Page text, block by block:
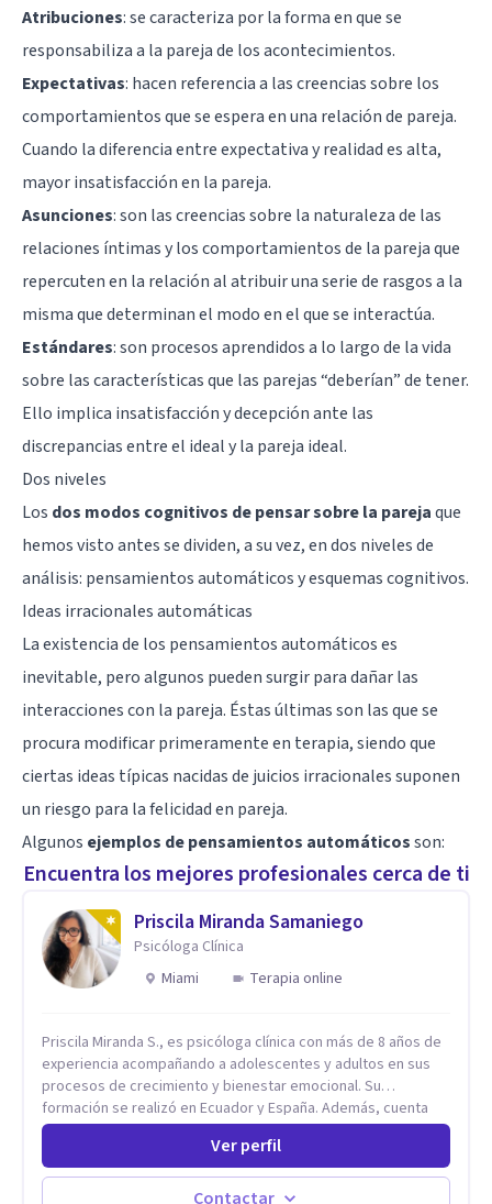
Atribuciones: se caracteriza por la forma en que se
responsabiliza a la pareja de los acontecimientos.
Expectativas: hacen referencia a las creencias sobre los
comportamientos que se espera en una relación de pareja.
Cuando la diferencia entre expectativa y realidad es alta,
mayor insatisfacción en la pareja.
Asunciones: son las creencias sobre la naturaleza de las
relaciones íntimas y los comportamientos de la pareja que
repercuten en la relación al atribuir una serie de rasgos a la
misma que determinan el modo en el que se interactúa.
Estándares: son procesos aprendidos a lo largo de la vida
sobre las características que las parejas “deberían” de tener.
Ello implica insatisfacción y decepción ante las
discrepancias entre el ideal y la pareja ideal.
Dos niveles
Los dos modos cognitivos de pensar sobre la parejaque
hemos visto antes se dividen, a su vez, en dos niveles de
análisis: pensamientos automáticos y esquemas cognitivos.
Ideas irracionales automáticas
La existencia de los pensamientos automáticos es
inevitable, pero algunos pueden surgir para dañar las
interacciones con la pareja. Éstas últimas son las que se
procura modificar primeramente en terapia, siendo que
ciertas ideas típicas nacidas de juicios irracionales suponen
un riesgo para la felicidad en pareja.
Algunos ejemplos de pensamientos automáticosson:
Encuentra los mejores profesionales cerca de ti
Priscila Miranda Samaniego
Psicóloga Clínica
Miami
Terapia online
Priscila Miranda S., es psicóloga clínica con más de 8 años de
experiencia acompañando a adolescentes y adultos en sus
procesos de crecimiento y bienestar emocional. Su
formación se realizó en Ecuador y España. Además, cuenta
con un Máster en Psicooncología (INEFOC) y diversos
diplomados que respaldan su práctica profesional. Se
especializo en ansiedad, autoestima, dependencia
emocional, depresión, desarrollo personal, prevención del
Ver perfil
Contactar